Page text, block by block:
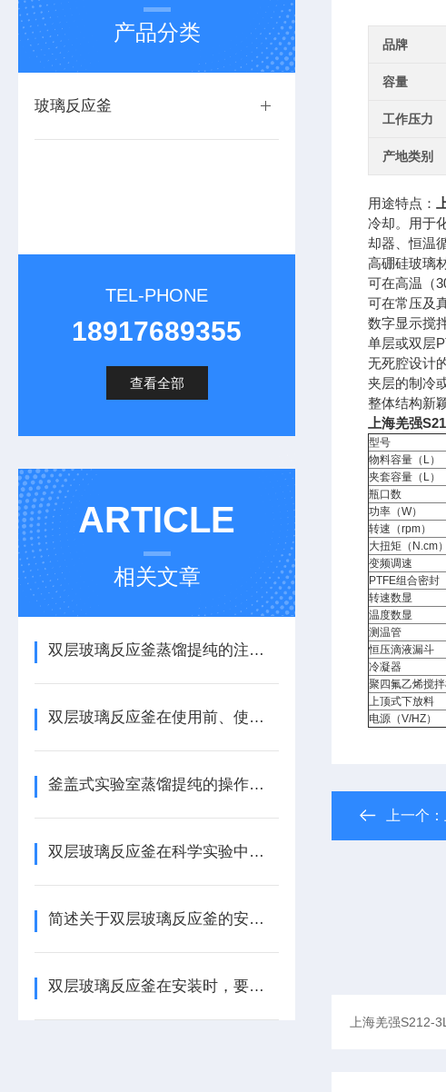
产品分类
玻璃反应釜
TEL-PHONE
18917689355
查看全部
ARTICLE
相关文章
双层玻璃反应釜蒸馏提纯的注意事项
双层玻璃反应釜在使用前、使用中、使用后都应该注意什么
釜盖式实验室蒸馏提纯的操作注意事项
双层玻璃反应釜在科学实验中扮演重要角色
简述关于双层玻璃反应釜的安装操作
双层玻璃反应釜在安装时，要注意些什么
品牌
容量
工作压力
产地类别
用途特点：
冷却。用于
却器、恒温
高硼硅玻璃
可在高温（
可在常压及
数字显示搅
单层或双层
无死腔设计
夹层的制冷
整体结构新
上海羌强
型号
物料容量（L）
夹套容量（L）
瓶口数
功率（W）
转速（rpm）
大扭矩（N.cm）
变频调速
PTFE组合密封
转速数显
温度数显
测温管
恒压滴液漏斗
冷凝器
聚四氟乙烯搅
上顶式下放料
电源（V/HZ）
上一个：